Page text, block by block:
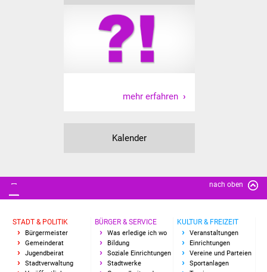
mehr erfahren
Kalender
nach oben
STADT & POLITIK
Bürgermeister
Gemeinderat
Jugendbeirat
Stadtverwaltung
BÜRGER & SERVICE
Was erledige ich wo
Bildung
Soziale Einrichtungen
Stadtwerke
KULTUR & FREIZEIT
Veranstaltungen
Einrichtungen
Vereine und Parteien
Sportanlagen